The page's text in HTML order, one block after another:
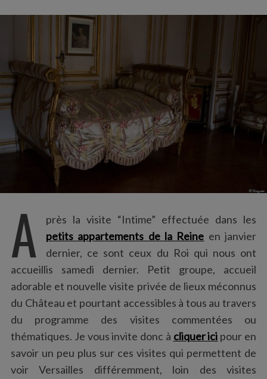
r
A
près la visite “Intime” effectuée dans les
petits appartements de la Reine en janvier
dernier, ce sont ceux du Roi qui nous ont
accueillis samedi dernier. Petit groupe, accueil
adorable et nouvelle visite privée de lieux méconnus
du Château et pourtant accessibles à tous au travers
du programme des visites commentées ou
thématiques. Je vous invite donc à cliquer ici pour en
savoir un peu plus sur ces visites qui permettent de
voir Versailles différemment, loin des visites